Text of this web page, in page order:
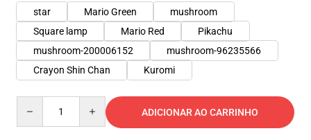
star
Mario Green
mushroom
Square lamp
Mario Red
Pikachu
mushroom-200006152
mushroom-96235566
Crayon Shin Chan
Kuromi
ADICIONAR AO CARRINHO